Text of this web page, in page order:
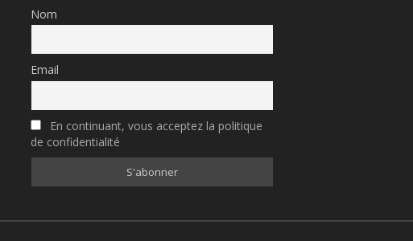
Nom
Email
En continuant, vous acceptez la politique
de confidentialité